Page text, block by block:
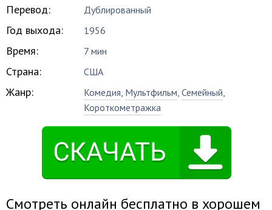
Перевод: Дублированный
Год выхода: 1956
Время: 7 мин
Страна: США
Жанр: Комедия, Мультфильм,Семейный,
Короткометражка
Смотреть онлайн бесплатно в хорошем